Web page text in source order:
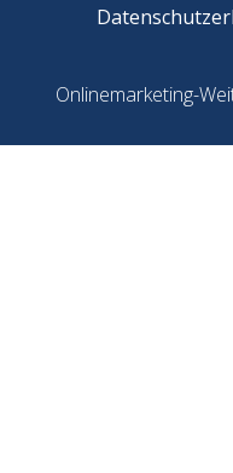
Onlinemarketing-